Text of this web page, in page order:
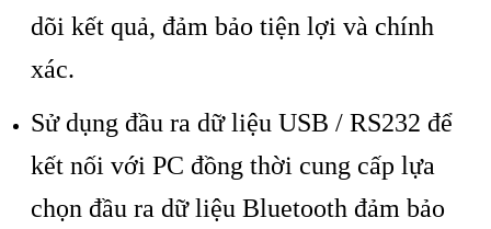
dõi kết quả, đảm bảo tiện lợi và chính
xác.
Sử dụng đầu ra dữ liệu USB / RS232 để
kết nối với PC đồng thời cung cấp lựa
chọn đầu ra dữ liệu Bluetooth đảm bảo